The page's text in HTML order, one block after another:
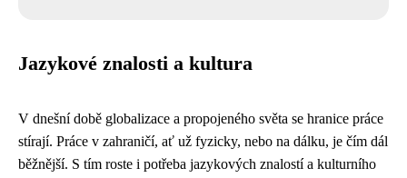
Jazykové znalosti a kultura
V dnešní době globalizace a propojeného světa se hranice práce
stírají. Práce v zahraničí, ať už fyzicky, nebo na dálku, je čím dál
běžnější. S tím roste i potřeba jazykových znalostí a kulturního